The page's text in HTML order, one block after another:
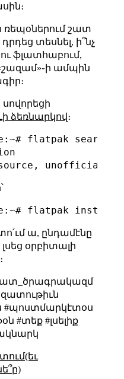
ռեպօներում շատ
տեսնել, ի՞նչ
ֆլատհաբում,
ամպին
ձեռնարկով։
flatpak search
ա, ընդամէնը
օրբիտալի
#պոստմարկէտօս
#տեք #լսելիք